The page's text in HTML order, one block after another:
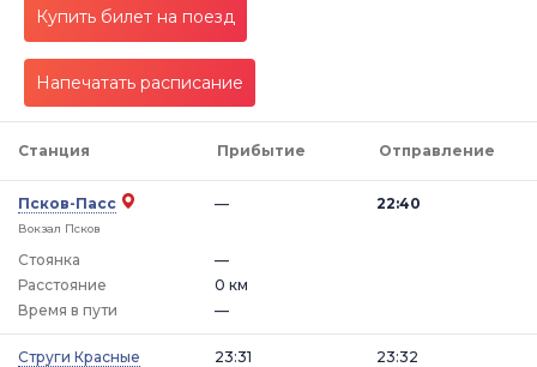
Купить билет на поезд
Напечатать расписание
Станция Прибытие Отправление
Псков-Пасс
Вокзал Псков
—
Стоянка —
22:40
Расстояние
0 км
Время в пути
—
Струги Красные
23:31
23:32